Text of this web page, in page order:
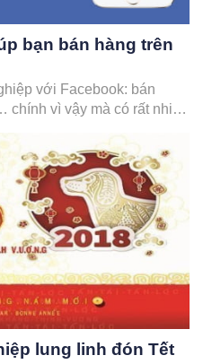
bạn bán hàng trên
với Facebook: bán
chính vì vậy mà có rất nhiều
định phải biết nếu như
lung linh đón Tết